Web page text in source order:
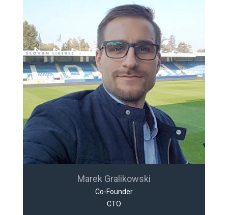
Marek Gralikowski
Co-Founder
CTO